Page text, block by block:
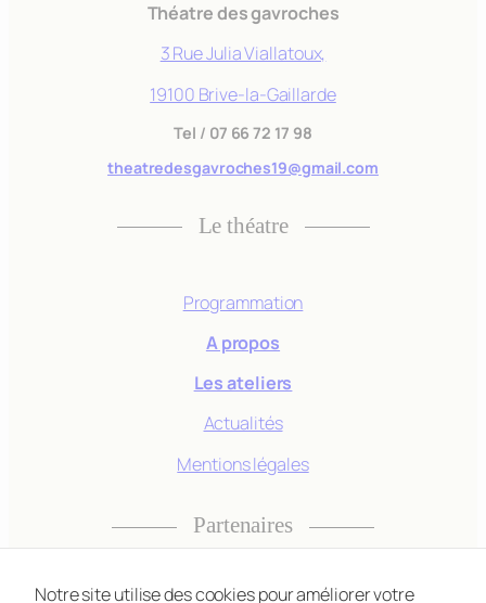
Théatre des gavroches
3 Rue Julia Viallatoux,
19100 Brive-la-Gaillarde
Tel / 07 66 72 17 98
theatredesgavroches19@gmail.com
Le théatre
Programmation
A propos
Les ateliers
Actualités
Mentions légales
Partenaires
Notre site utilise des cookies pour améliorer votre
facultatifs. Ils
nécessaires au
fonctionnement
du site Web.
puissions
et la
site Web, en
fonction de la
site Web est
Experience
Afin que notre
fonctionne